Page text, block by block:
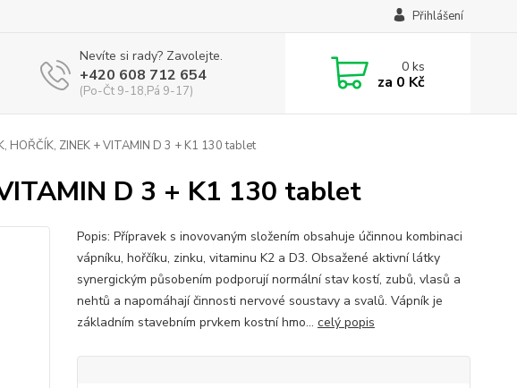
Přihlášení
Nevíte si rady? Zavolejte.
+420 608 712 654
(Po-Čt 9-18,Pá 9-17)
0ks
za 0 Kč
HOŘČÍK, ZINEK + VITAMIN D 3 + K1 130 tablet
D 3 + K1 130 tablet
Popis: Přípravek s inovovaným složením obsahuje účinnou kombinaci
vápníku, hořčíku, zinku, vitaminu K2 a D3. Obsažené aktivní látky
synergickým působením podporují normální stav kostí, zubů, vlasů a
nehtů a napomáhají činnosti nervové soustavy a svalů. Vápník je
základním stavebním prvkem kostní hmo... celý popis